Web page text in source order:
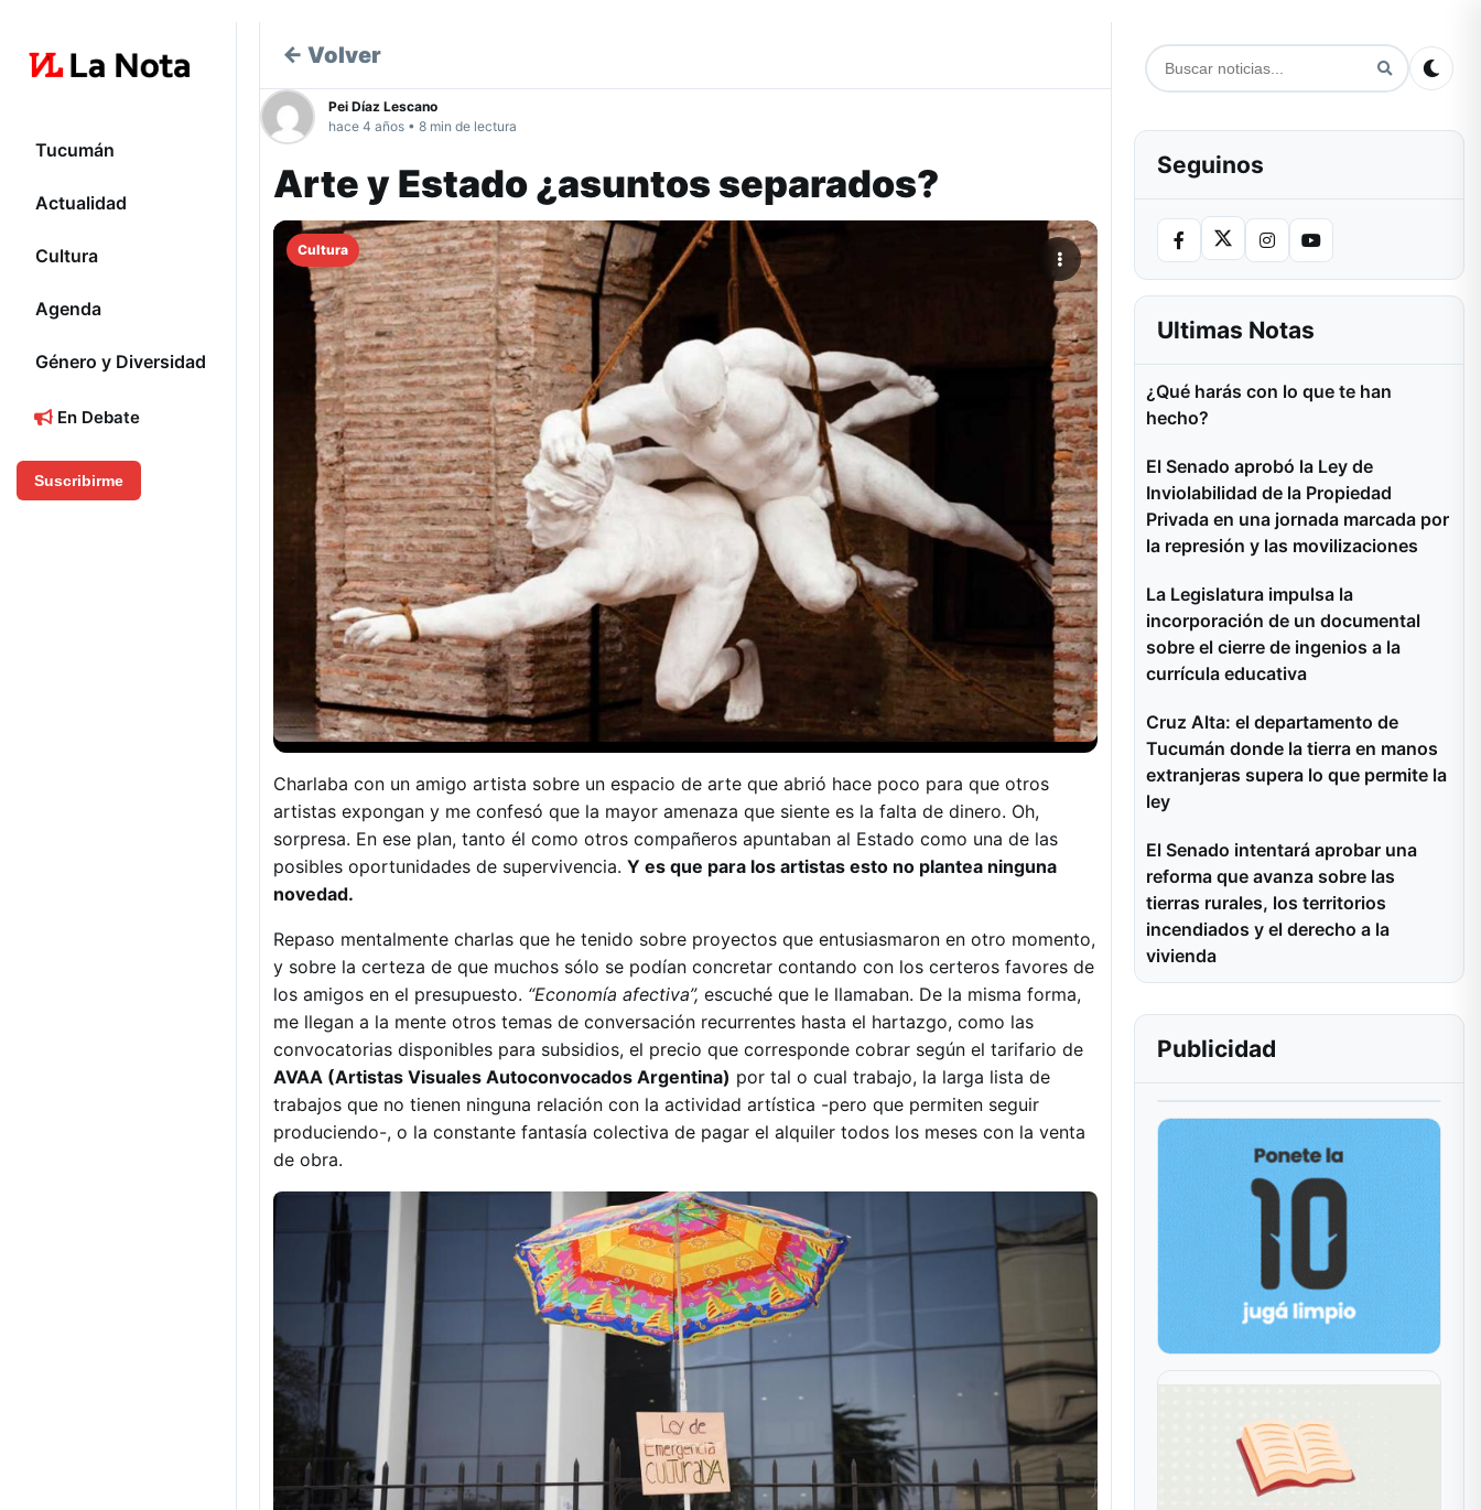
Tucumán
Actualidad
Cultura
Agenda
Género y Diversidad
En Debate
Suscribirme
← Volver
Pei Díaz Lescano
hace 4 años • 8 min de lectura
Arte y Estado ¿asuntos separados?
Cultura
Charlaba con un amigo artista sobre un espacio de arte que abrió hace poco para que otros
artistas expongan y me confesó que la mayor amenaza que siente es la falta de dinero. Oh,
sorpresa. En ese plan, tanto él como otros compañeros apuntaban al Estado como una de las
posibles oportunidades de supervivencia. Y es que para los artistas esto no plantea ninguna
novedad.
Repaso mentalmente charlas que he tenido sobre proyectos que entusiasmaron en otro momento,
y sobre la certeza de que muchos sólo se podían concretar contando con los certeros favores de
los amigos en el presupuesto. “Economía afectiva”, escuché que le llamaban. De la misma forma,
me llegan a la mente otros temas de conversación recurrentes hasta el hartazgo, como las
convocatorias disponibles para subsidios, el precio que corresponde cobrar según el tarifario de
AVAA (Artistas Visuales Autoconvocados Argentina) por tal o cual trabajo, la larga lista de
trabajos que no tienen ninguna relación con la actividad artística -pero que permiten seguir
produciendo-, o la constante fantasía colectiva de pagar el alquiler todos los meses con la venta
de obra.
Seguinos
Ultimas Notas
¿Qué harás con lo que te han
hecho?
El Senado aprobó la Ley de
Inviolabilidad de la Propiedad
Privada en una jornada marcada por
la represión y las movilizaciones
La Legislatura impulsa la
incorporación de un documental
sobre el cierre de ingenios a la
currícula educativa
Cruz Alta: el departamento de
Tucumán donde la tierra en manos
extranjeras supera lo que permite la
ley
El Senado intentará aprobar una
reforma que avanza sobre las
tierras rurales, los territorios
incendiados y el derecho a la
vivienda
Publicidad